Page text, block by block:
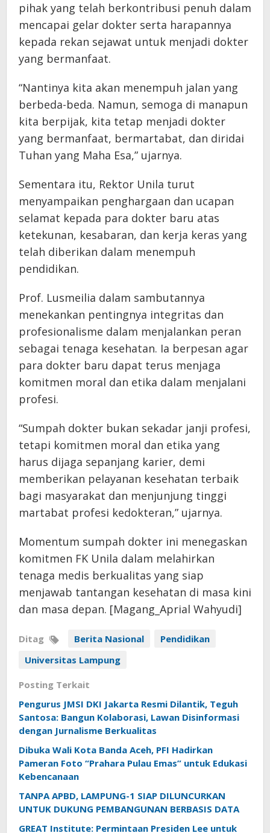
pihak yang telah berkontribusi penuh dalam
mencapai gelar dokter serta harapannya
kepada rekan sejawat untuk menjadi dokter
yang bermanfaat.
“Nantinya kita akan menempuh jalan yang
berbeda-beda. Namun, semoga di manapun
kita berpijak, kita tetap menjadi dokter
yang bermanfaat, bermartabat, dan diridai
Tuhan yang Maha Esa,” ujarnya.
Sementara itu, Rektor Unila turut
menyampaikan penghargaan dan ucapan
selamat kepada para dokter baru atas
ketekunan, kesabaran, dan kerja keras yang
telah diberikan dalam menempuh
pendidikan.
Prof. Lusmeilia dalam sambutannya
menekankan pentingnya integritas dan
profesionalisme dalam menjalankan peran
sebagai tenaga kesehatan. Ia berpesan agar
para dokter baru dapat terus menjaga
komitmen moral dan etika dalam menjalani
profesi.
“Sumpah dokter bukan sekadar janji profesi,
tetapi komitmen moral dan etika yang
harus dijaga sepanjang karier, demi
memberikan pelayanan kesehatan terbaik
bagi masyarakat dan menjunjung tinggi
martabat profesi kedokteran,” ujarnya.
Momentum sumpah dokter ini menegaskan
komitmen FK Unila dalam melahirkan
tenaga medis berkualitas yang siap
menjawab tantangan kesehatan di masa kini
dan masa depan. [Magang_Aprial Wahyudi]
Ditag Berita Nasional
Pendidikan
Universitas Lampung
Posting Terkait
Pengurus JMSI DKI Jakarta Resmi Dilantik, Teguh
Santosa: Bangun Kolaborasi, Lawan Disinformasi
dengan Jurnalisme Berkualitas
Dibuka Wali Kota Banda Aceh, PFI Hadirkan
Pameran Foto “Prahara Pulau Emas” untuk Edukasi
Kebencanaan
TANPA APBD, LAMPUNG-1 SIAP DILUNCURKAN
UNTUK DUKUNG PEMBANGUNAN BERBASIS DATA
GREAT Institute: Permintaan Presiden Lee untuk